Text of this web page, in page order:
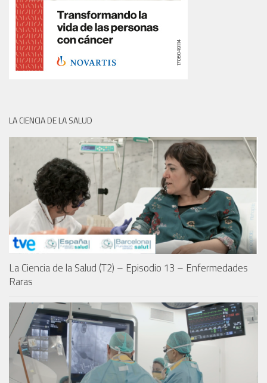
LA CIENCIA DE LA SALUD
La Ciencia de la Salud (T2) – Episodio 13 – Enfermedades
Raras